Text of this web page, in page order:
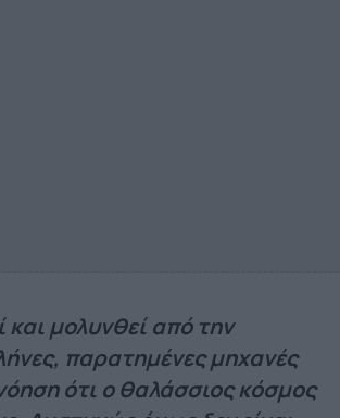
μολυνθεί από την
παρατημένες μηχανές
ότι ο θαλάσσιος κόσμος